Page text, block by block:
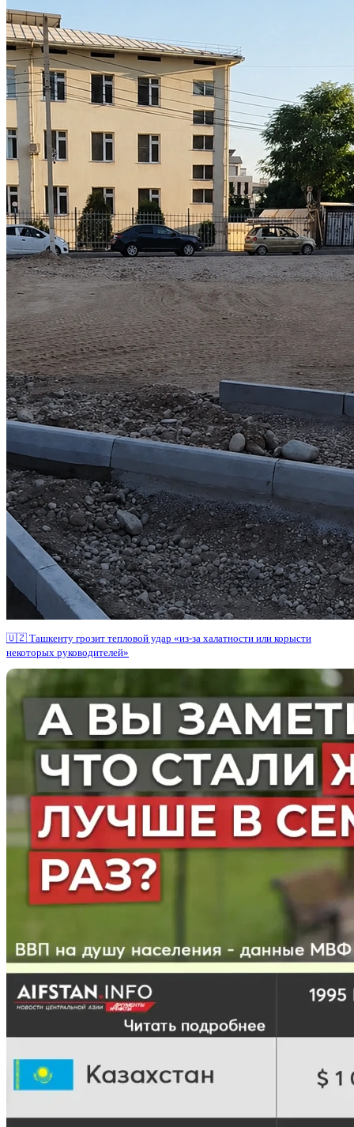
🇺🇿 Ташкенту грозит тепловой удар «из-за халатности или корысти
некоторых руководителей»